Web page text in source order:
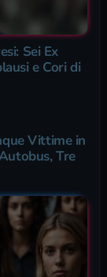
Sei Ex
e Cori di
Vittime in
Tre